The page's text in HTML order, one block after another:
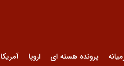
پرونده هسته ای اروپا آمریکا